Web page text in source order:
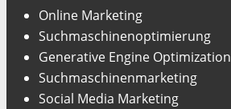
Online Marketing
Suchmaschinenoptimierung
Generative Engine Optimization
Suchmaschinenmarketing
Social Media Marketing